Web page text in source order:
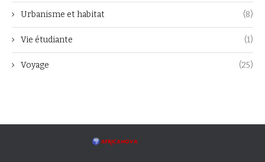
Urbanisme et habitat (8)
Vie étudiante (1)
Voyage (25)